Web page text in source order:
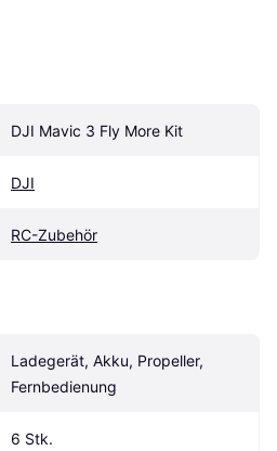
DJI Mavic 3 Fly More Kit
DJI
RC-Zubehör
Ladegerät, Akku, Propeller,
Fernbedienung
6 Stk.